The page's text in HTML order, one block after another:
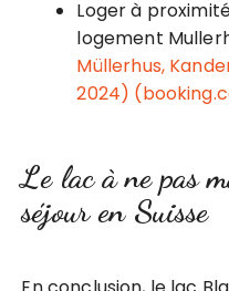
Loger à
logement
Müllerhus,
2024)
Le lac à ne pas
séjour en Suisse